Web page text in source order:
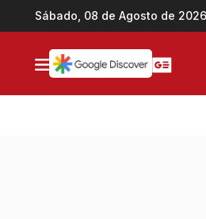
Ir direto pro conteúdo
Sábado, 08 de Agosto de 2026